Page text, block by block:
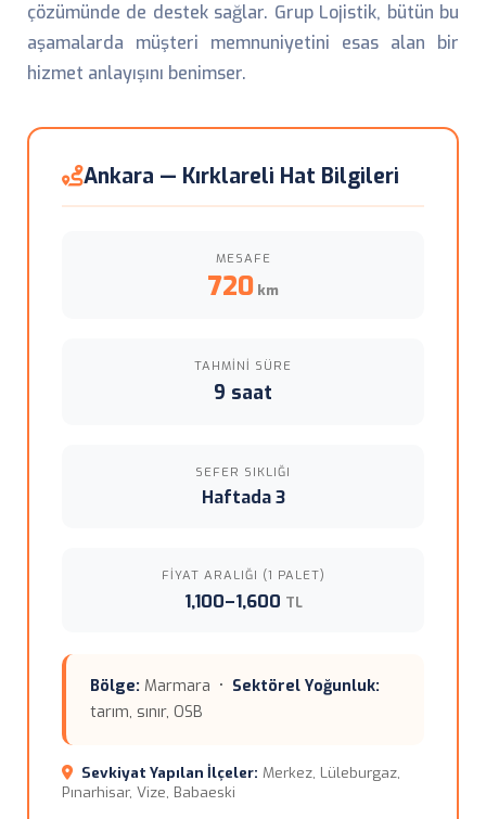
çözümünde de destek sağlar. Grup Lojistik, bütün bu
aşamalarda müşteri memnuniyetini esas alan bir
hizmet anlayışını benimser.
Ankara — Kırklareli Hat Bilgileri
MESAFE
720 km
TAHMINI SÜRE
9 saat
SEFER SIKLIĞI
Haftada 3
FIYAT ARALIĞI (1 PALET)
1,100–1,600 TL
Bölge: Marmara • Sektörel Yoğunluk:
tarım, sınır, OSB
Sevkiyat Yapılan İlçeler: Merkez, Lüleburgaz,
Pınarhisar, Vize, Babaeski